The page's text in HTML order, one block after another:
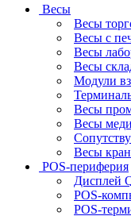
Весы
Весы
Весы с
Весы
Весы
Модули
Весы
Весы
Весы
POS-периферия
Дисплей
POS-
POS-